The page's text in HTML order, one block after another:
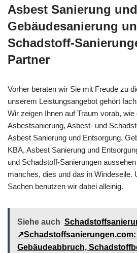
Asbest Sanierung
Gebäudesanierung
Schadstoff-
Partner
Vorher beraten wir Sie mit Freude zu
unserem Leistungsangebot gehört
Wir zeigen Ihnen auf Traum vorab,
Asbestsanierung, Asbest- und
Asbest Sanierung und Entsorgung,
KBA, Asbest Sanierung und
und Schadstoff-Sanierungen
manches, dies und das in Windeseile.
Sachen benutzen wir dabei alleinig.
Siehe auch
Gebäudeabbruch,